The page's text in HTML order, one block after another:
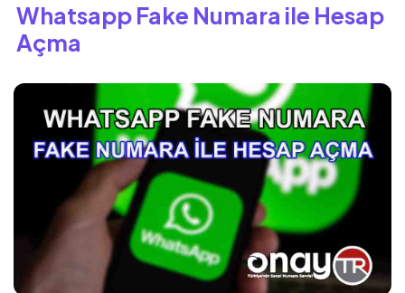
Whatsapp Fake Numara ile Hesap
Açma